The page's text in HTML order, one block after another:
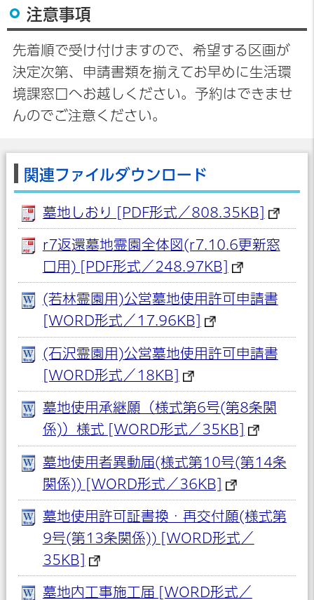
注意事項
先着順で受け付けますので、希望する区画が
決定次第、申請書類を揃えてお早めに生活環
境課窓口へお越しください。予約はできませ
んのでご注意ください。
関連ファイルダウンロード
墓地しおり [PDF形式／808.35KB]
r7返還墓地霊園全体図(r7.10.6更新窓
口用) [PDF形式／248.97KB]
(若林霊園用)公営墓地使用許可申請書
[WORD形式／17.96KB]
(石沢霊園用)公営墓地使用許可申請書
[WORD形式／18KB]
墓地使用承継願（様式第6号(第8条関
係)）様式 [WORD形式／35KB]
墓地使用者異動届(様式第10号(第14条
関係)) [WORD形式／36KB]
墓地使用許可証書換・再交付願(様式第
9号(第13条関係)) [WORD形式／
35KB]
墓地内工事施工届 [WORD形式／